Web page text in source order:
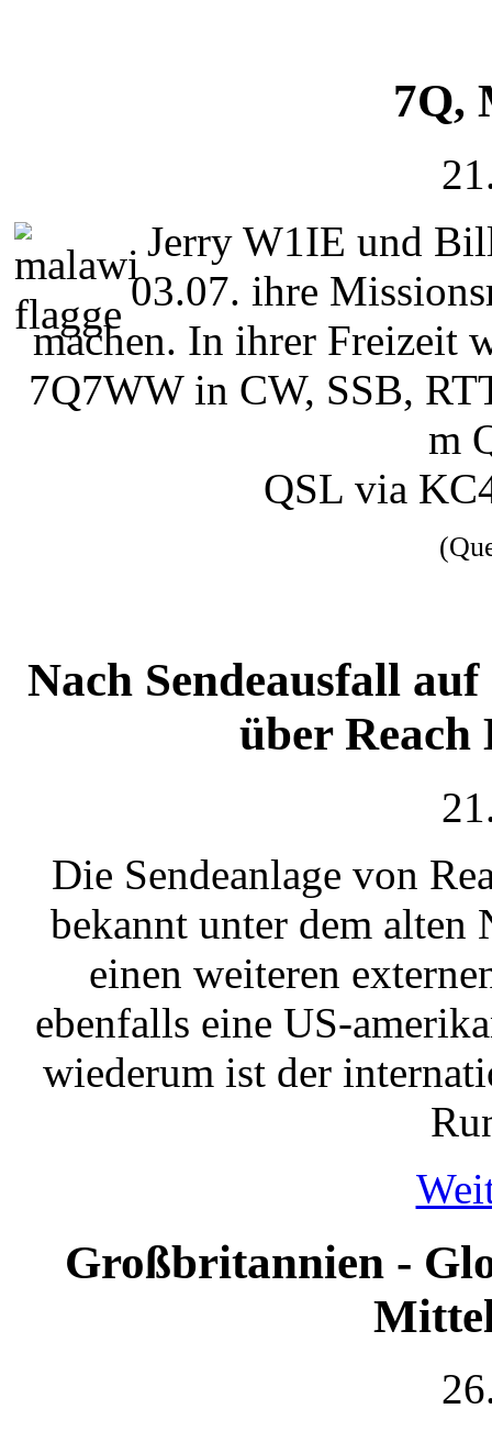
7Q,
Jerry W1IE und
03.07. ihre
machen. In ihrer Freizeit
7Q7WW in CW, SSB,
m
QSL via
Nach Sendeausfall
über
Die Sendeanlage von
bekannt unter dem alten
einen weiteren
ebenfalls eine US-
wiederum ist der
Großbritannien -